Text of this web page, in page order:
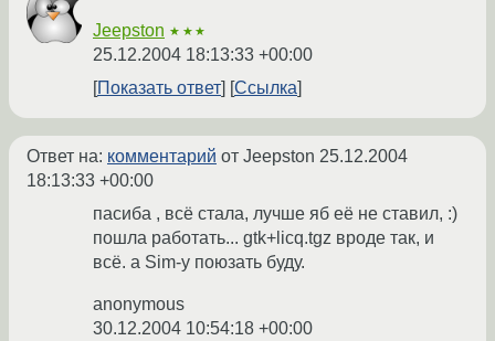
Jeepston ★★★
25.12.2004 18:13:33 +00:00
Показать ответ
Ссылка
Ответ на: комментарий от Jeepston 25.12.2004
18:13:33 +00:00
пасиба , всё стала, лучше яб её не ставил, :)
пошла работать... gtk+licq.tgz вроде так, и
всё. а Sim-у поюзать буду.
anonymous
30.12.2004 10:54:18 +00:00